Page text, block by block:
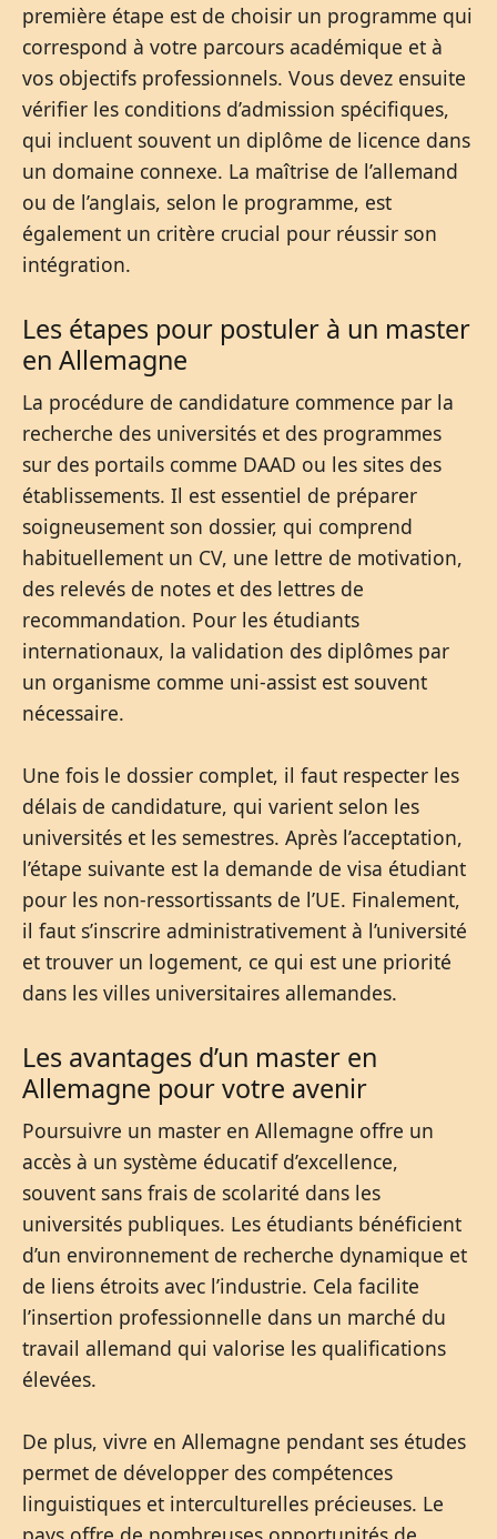
première étape est de choisir un programme qui
correspond à votre parcours académique et à
vos objectifs professionnels. Vous devez ensuite
vérifier les conditions d’admission spécifiques,
qui incluent souvent un diplôme de licence dans
un domaine connexe. La maîtrise de l’allemand
ou de l’anglais, selon le programme, est
également un critère crucial pour réussir son
intégration.
Les étapes pour postuler à un master
en Allemagne
La procédure de candidature commence par la
recherche des universités et des programmes
sur des portails comme DAAD ou les sites des
établissements. Il est essentiel de préparer
soigneusement son dossier, qui comprend
habituellement un CV, une lettre de motivation,
des relevés de notes et des lettres de
recommandation. Pour les étudiants
internationaux, la validation des diplômes par
un organisme comme uni-assist est souvent
nécessaire.
Une fois le dossier complet, il faut respecter les
délais de candidature, qui varient selon les
universités et les semestres. Après l’acceptation,
l’étape suivante est la demande de visa étudiant
pour les non-ressortissants de l’UE. Finalement,
il faut s’inscrire administrativement à l’université
et trouver un logement, ce qui est une priorité
dans les villes universitaires allemandes.
Les avantages d’un master en
Allemagne pour votre avenir
Poursuivre un master en Allemagne offre un
accès à un système éducatif d’excellence,
souvent sans frais de scolarité dans les
universités publiques. Les étudiants bénéficient
d’un environnement de recherche dynamique et
de liens étroits avec l’industrie. Cela facilite
l’insertion professionnelle dans un marché du
travail allemand qui valorise les qualifications
élevées.
De plus, vivre en Allemagne pendant ses études
permet de développer des compétences
linguistiques et interculturelles précieuses. Le